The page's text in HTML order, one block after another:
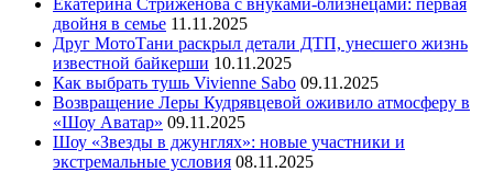
Екатерина Стриженова с внуками-близнецами: первая
двойня в семье 11.11.2025
Друг МотоТани раскрыл детали ДТП, унесшего жизнь
известной байкерши 10.11.2025
Как выбрать тушь Vivienne Sabo 09.11.2025
Возвращение Леры Кудрявцевой оживило атмосферу в
«Шоу Аватар» 09.11.2025
Шоу «Звезды в джунглях»: новые участники и
экстремальные условия 08.11.2025